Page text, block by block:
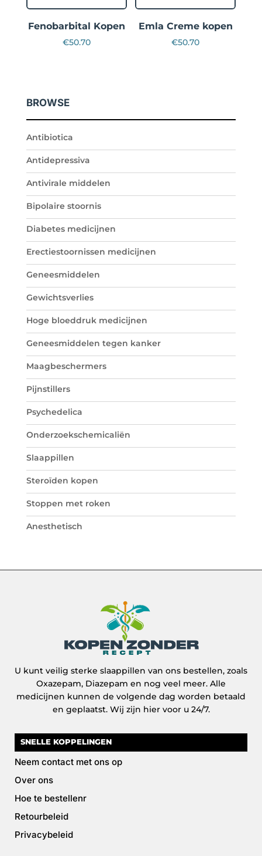
Fenobarbital Kopen
€50.70
Emla Creme kopen
€50.70
BROWSE
Antibiotica
Antidepressiva
Antivirale middelen
Bipolaire stoornis
Diabetes medicijnen
Erectiestoornissen medicijnen
Geneesmiddelen
Gewichtsverlies
Hoge bloeddruk medicijnen
Geneesmiddelen tegen kanker
Maagbeschermers
Pijnstillers
Psychedelica
Onderzoekschemicaliën
Slaappillen
Steroïden kopen
Stoppen met roken
Anesthetisch
U kunt veilig sterke slaappillen van ons bestellen, zoals
Oxazepam, Diazepam en nog veel meer. Alle
medicijnen kunnen de volgende dag worden betaald
en geplaatst. Wij zijn hier voor u 24/7.
SNELLE KOPPELINGEN
Neem contact met ons op
Over ons
Hoe te bestellenr
Retourbeleid
Privacybeleid